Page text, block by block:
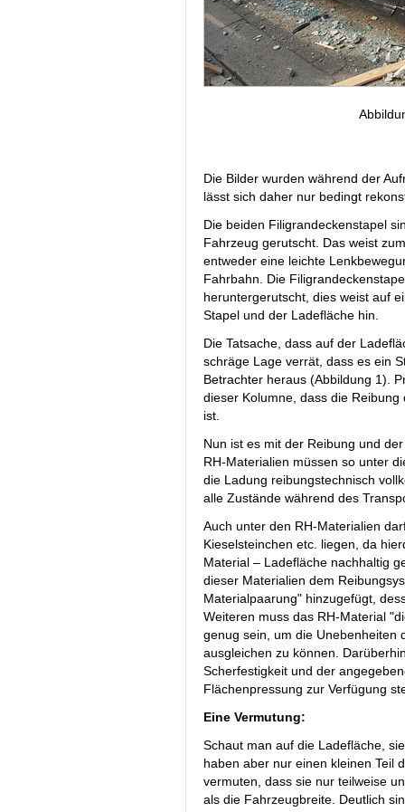
Die Bilder wurden während der
lässt sich daher nur bedingt
Die beiden Filigrandeckenstapel
Fahrzeug gerutscht. Das weist
entweder eine leichte
Fahrbahn. Die
heruntergerutscht, dies weist auf
Stapel und der Ladefläche hin.
Die Tatsache, dass auf der
schräge Lage verrät, dass es ein
Betrachter heraus (Abbildung 1).
dieser Kolumne, dass die
ist.
Nun ist es mit der Reibung und
RH-Materialien müssen so unter
die Ladung reibungstechnisch
alle Zustände während des
Auch unter den RH-Materialien
Kieselsteinchen etc. liegen, da
Material – Ladefläche nachhaltig
dieser Materialien dem
Materialpaarung" hinzugefügt,
Weiteren muss das RH-Material
genug sein, um die Unebenheiten
ausgleichen zu können.
Scherfestigkeit und der
Flächenpressung zur Verfügung
Eine Vermutung:
Schaut man auf die Ladefläche,
haben aber nur einen kleinen Teil
vermuten, dass sie nur teilweise
als die Fahrzeugbreite. Deutlich